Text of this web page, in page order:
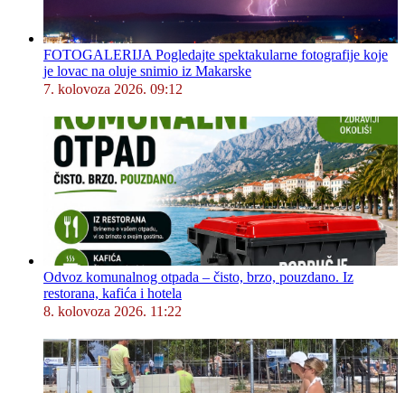
FOTOGALERIJA Pogledajte spektakularne fotografije koje
je lovac na oluje snimio iz Makarske
7. kolovoza 2026. 09:12
Odvoz komunalnog otpada – čisto, brzo, pouzdano. Iz
restorana, kafića i hotela
8. kolovoza 2026. 11:22